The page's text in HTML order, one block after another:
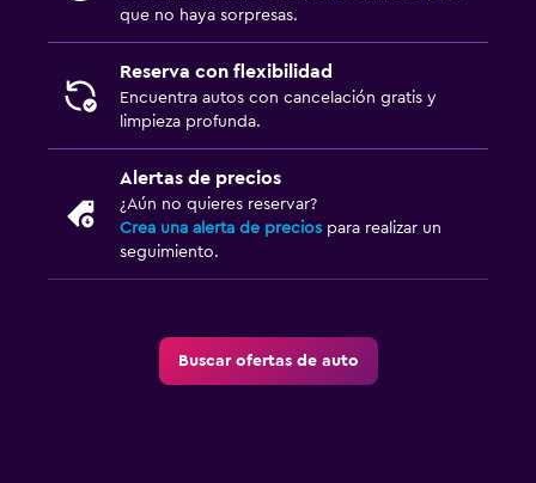
que no haya sorpresas.
Reserva con flexibilidad
Encuentra autos con cancelación gratis y
limpieza profunda.
Alertas de precios
¿Aún no quieres reservar?
Crea una alerta de precios para realizar un
seguimiento.
Buscar ofertas de auto